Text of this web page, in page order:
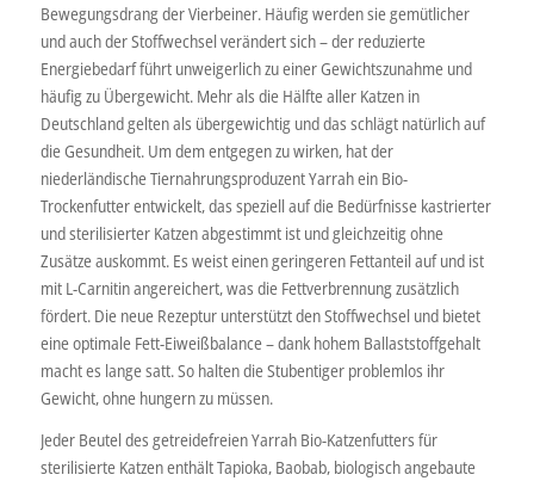
Bewegungsdrang der Vierbeiner. Häufig werden sie gemütlicher
und auch der Stoffwechsel verändert sich – der reduzierte
Energiebedarf führt unweigerlich zu einer Gewichtszunahme und
häufig zu Übergewicht. Mehr als die Hälfte aller Katzen in
Deutschland gelten als übergewichtig und das schlägt natürlich auf
die Gesundheit. Um dem entgegen zu wirken, hat der
niederländische Tiernahrungsproduzent Yarrah ein Bio-
Trockenfutter entwickelt, das speziell auf die Bedürfnisse kastrierter
und sterilisierter Katzen abgestimmt ist und gleichzeitig ohne
Zusätze auskommt. Es weist einen geringeren Fettanteil auf und ist
mit L-Carnitin angereichert, was die Fettverbrennung zusätzlich
fördert. Die neue Rezeptur unterstützt den Stoffwechsel und bietet
eine optimale Fett-Eiweißbalance – dank hohem Ballaststoffgehalt
macht es lange satt. So halten die Stubentiger problemlos ihr
Gewicht, ohne hungern zu müssen.
Jeder Beutel des getreidefreien Yarrah Bio-Katzenfutters für
sterilisierte Katzen enthält Tapioka, Baobab, biologisch angebaute